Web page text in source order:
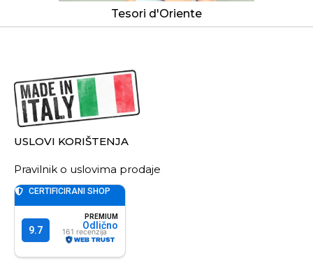
Tesori d'Oriente
USLOVI KORIŠTENJA
Pravilnik o uslovima prodaje